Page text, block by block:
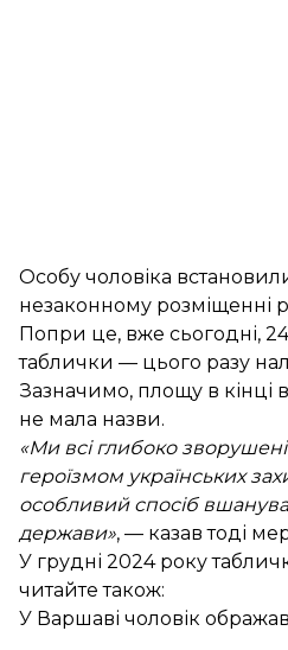
Особу чоловіка
незаконному розміщенні
Попри це, вже сьогодні,
таблички — цього разу
Зазначимо, площу в кінці
не мала назви.
«Ми всі глибоко
героїзмом українських
особливий спосіб
держави», — казав тоді
У грудні 2024 року
читайте також:
У Варшаві чоловік